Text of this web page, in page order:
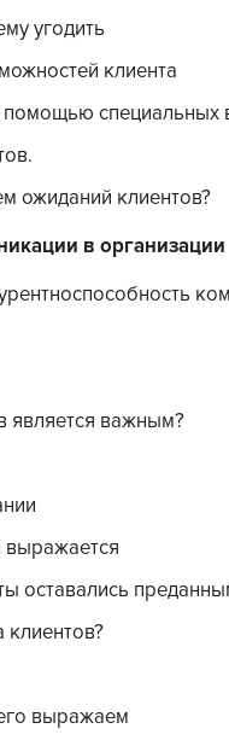
угодить
клиента
специальных
ожиданий клиентов?
в организации
является важным?
выражается
оставались
выражаем